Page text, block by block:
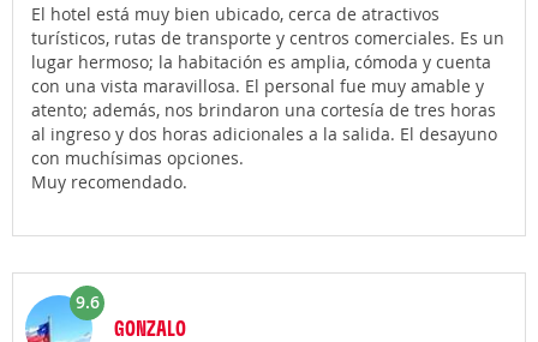
El hotel está muy bien ubicado, cerca de atractivos
turísticos, rutas de transporte y centros comerciales. Es un
lugar hermoso; la habitación es amplia, cómoda y cuenta
con una vista maravillosa. El personal fue muy amable y
atento; además, nos brindaron una cortesía de tres horas
al ingreso y dos horas adicionales a la salida. El desayuno
con muchísimas opciones.
Muy recomendado.
9.6
GONZALO